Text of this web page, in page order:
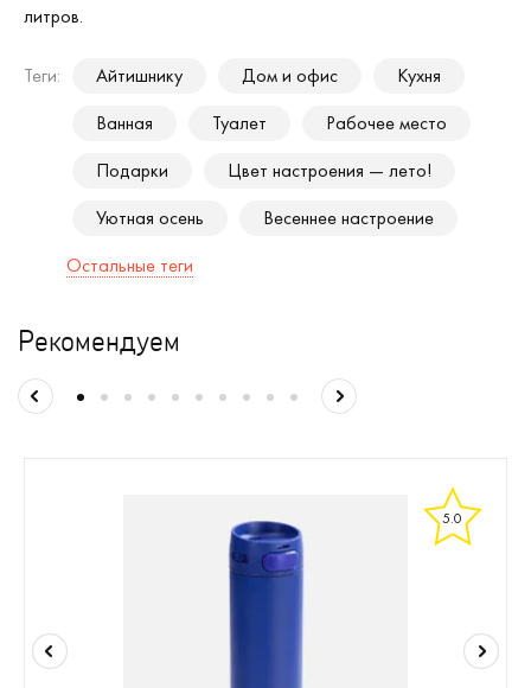
литров.
Теги: Айтишнику Дом и офис
Кухня
Ванная
Туалет
Рабочее место
Подарки
Цвет настроения — лето!
Уютная осень
Весеннее настроение
Остальные теги
Рекомендуем
5.0